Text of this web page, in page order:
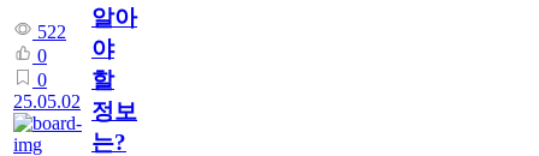
522
0
0
25.05.02
알아
야
할
정보
는?